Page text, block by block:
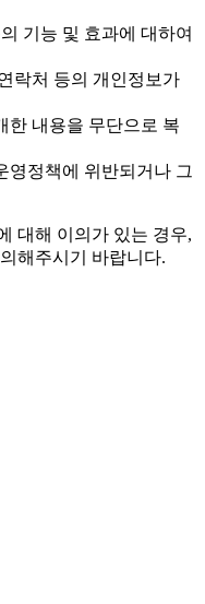
기능 및 효과에 대하여
락처 등의 개인정보가
한 내용을 무단으로 복
영정책에 위반되거나 그
대해 이의가 있는 경우,
해주시기 바랍니다.